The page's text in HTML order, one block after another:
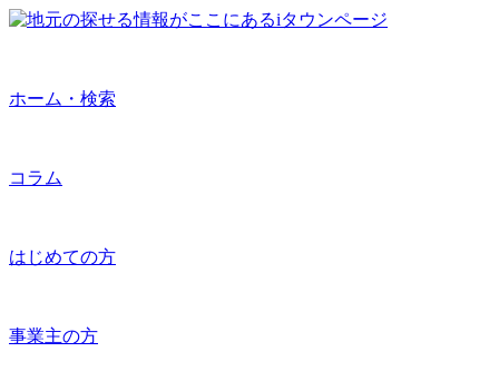
ホーム・検索
コラム
はじめての方
事業主の方